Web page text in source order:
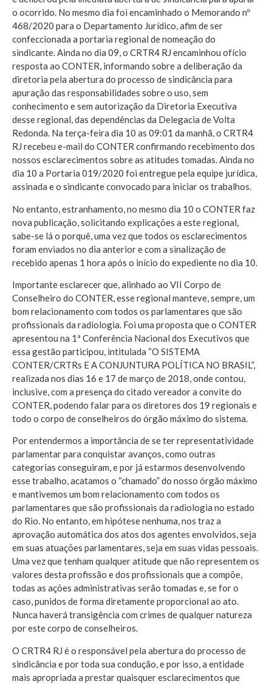
o ocorrido. No mesmo dia foi encaminhado o Memorando nº
468/2020 para o Departamento Jurídico, afim de ser
confeccionada a portaria regional de nomeação do
sindicante. Ainda no dia 09, o CRTR4 RJ encaminhou ofício
resposta ao CONTER, informando sobre a deliberação da
diretoria pela abertura do processo de sindicância para
apuração das responsabilidades sobre o uso, sem
conhecimento e sem autorização da Diretoria Executiva
desse regional, das dependências da Delegacia de Volta
Redonda. Na terça-feira dia 10 as 09:01 da manhã, o CRTR4
RJ recebeu e-mail do CONTER confirmando recebimento dos
nossos esclarecimentos sobre as atitudes tomadas. Ainda no
dia 10 a Portaria 019/2020 foi entregue pela equipe jurídica,
assinada e o sindicante convocado para iniciar os trabalhos.
No entanto, estranhamento, no mesmo dia 10 o CONTER faz
nova publicação, solicitando explicações a este regional,
sabe-se lá o porquê, uma vez que todos os esclarecimentos
foram enviados no dia anterior e com a sinalização de
recebido apenas 1 hora após o início do expediente no dia 10.
Importante esclarecer que, alinhado ao VII Corpo de
Conselheiro do CONTER, esse regional manteve, sempre, um
bom relacionamento com todos os parlamentares que são
profissionais da radiologia. Foi uma proposta que o CONTER
apresentou na 1ª Conferência Nacional dos Executivos que
essa gestão participou, intitulada “O SISTEMA
CONTER/CRTRs E A CONJUNTURA POLÍTICA NO BRASIL”,
realizada nos dias 16 e 17 de março de 2018, onde contou,
inclusive, com a presença do citado vereador a convite do
CONTER, podendo falar para os diretores dos 19 regionais e
todo o corpo de conselheiros do órgão máximo do sistema.
Por entendermos a importância de se ter representatividade
parlamentar para conquistar avanços, como outras
categorias conseguiram, e por já estarmos desenvolvendo
esse trabalho, acatamos o “chamado” do nosso órgão máximo
e mantivemos um bom relacionamento com todos os
parlamentares que são profissionais da radiologia no estado
do Rio. No entanto, em hipótese nenhuma, nos traz a
aprovação automática dos atos dos agentes envolvidos, seja
em suas atuações parlamentares, seja em suas vidas pessoais.
Uma vez que tenham qualquer atitude que não representem os
valores desta profissão e dos profissionais que a compõe,
todas as ações administrativas serão tomadas e, se for o
caso, punidos de forma diretamente proporcional ao ato.
Nunca haverá transigência com crimes de qualquer natureza
por este corpo de conselheiros.
O CRTR4 RJ é o responsável pela abertura do processo de
sindicância e por toda sua condução, e por isso, a entidade
mais apropriada a prestar quaisquer esclarecimentos que